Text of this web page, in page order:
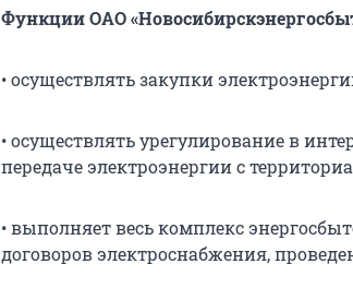
Функции ОАО
• осуществлять закупки
• осуществлять урегулирование в
передаче электроэнергии с
• выполняет весь комплекс
договоров электроснабжения,